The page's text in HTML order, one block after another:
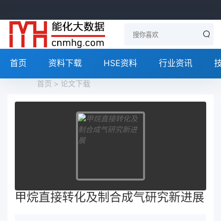
首页 资料下载 HSE资料 行业资讯
首页 > 论文下载
甲烷直接转化及制合成气研究新进展